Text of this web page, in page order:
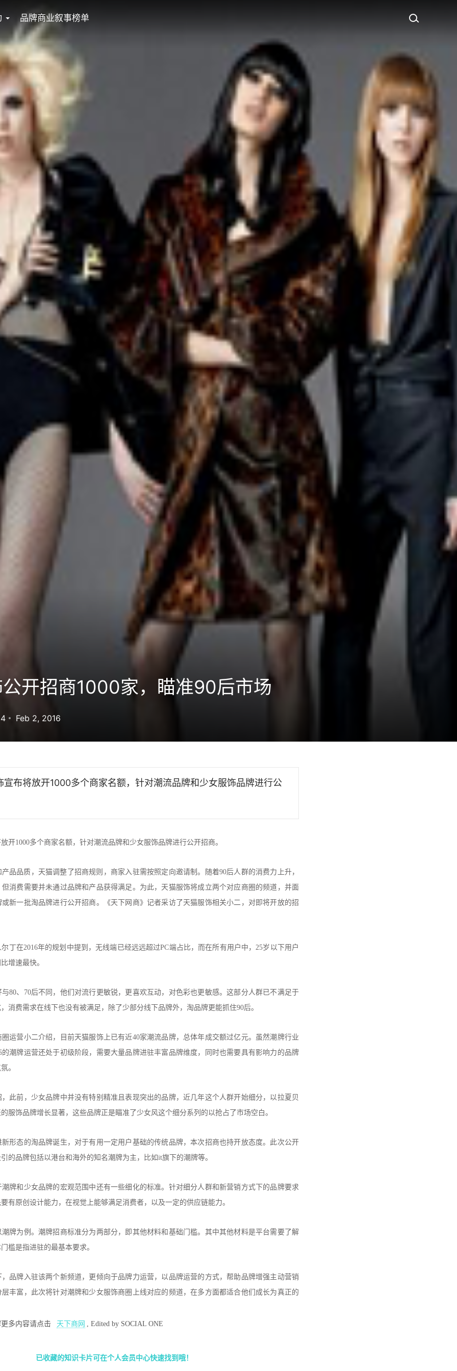
品牌商业叙事榜单
开招商1000家，瞄准90后市场
Feb 2, 2016
宣布将放开1000多个商家名额，针对潮流品牌和少女服饰品牌进行公
开1000多个商家名额，针对潮流品牌和少女服饰品牌进行公开招商。
品品质，天猫调整了招商规则，商家入驻需按照定向邀请制。随着90后人群的消费力上升，
消费需要并未通过品牌和产品获得满足。为此，天猫服饰将成立两个对应商圈的频道，并面
新一批淘品牌进行公开招商。《天下网商》记者采访了天猫服饰相关小二，对即将开放的招
丁在2016年的规划中提到，无线端已经远远超过PC端占比，而在所有用户中，25岁以下用户
增速最快。
80、70后不同，他们对流行更敏锐，更喜欢互动，对色彩也更敏感。这部分人群已不满足于
消费需求在线下也没有被满足，除了少部分线下品牌外，淘品牌更能抓住90后。
运营小二介绍，目前天猫服饰上已有近40家潮流品牌，总体年成交额过亿元。虽然潮牌行业
潮牌运营还处于初级阶段，需要大量品牌进驻丰富品牌维度，同时也需要具有影响力的品牌
。
此前，少女品牌中并没有特别精准且表现突出的品牌，近几年这个人群开始细分，以拉夏贝
服饰品牌增长显著，这些品牌正是瞄准了少女风这个细分系列的以抢占了市场空白。
形态的淘品牌诞生，对于有用一定用户基础的传统品牌，本次招商也持开放态度。此次公开
的品牌包括以港台和海外的知名潮牌为主，比如it旗下的潮牌等。
牌和少女品牌的宏观范围中还有一些细化的标准。针对细分人群和新营销方式下的品牌要求
有原创设计能力，在视觉上能够满足消费者，以及一定的供应链能力。
牌为例。潮牌招商标准分为两部分，即其他材料和基础门槛。其中其他材料是平台需要了解
槛是指进驻的最基本要求。
品牌入驻该两个新频道，更倾向于品牌力运营，以品牌运营的方式，帮助品牌增强主动营销
丰富，此次将针对潮牌和少女服饰商圈上线对应的频道，在多方面都适合他们成长为真正的
多内容请点击 天下商网 , Edited by SOCIAL ONE
已收藏的知识卡片可在个人会员中心快速找到哦！